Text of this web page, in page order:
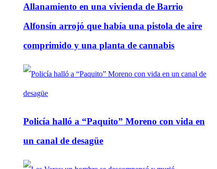
Allanamiento en una vivienda de Barrio
Alfonsín arrojó que había una pistola de aire
comprimido y una planta de cannabis
Policía halló a “Paquito” Moreno con vida en
un canal de desagüe